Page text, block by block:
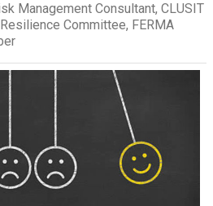
Management Consultant, CLUSIT
Committee, FERMA